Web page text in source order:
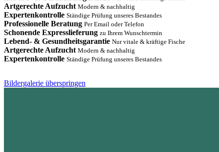
Artgerechte Aufzucht Modern & nachhaltig
Expertenkontrolle Ständige Prüfung unseres Bestandes
Professionelle Beratung Per Email oder Telefon
Schonende Expresslieferung zu Ihrem Wunschtermin
Lebend- & Gesundheitsgarantie Nur vitale & kräftige Fische
Artgerechte Aufzucht Modern & nachhaltig
Expertenkontrolle Ständige Prüfung unseres Bestandes
Bildergalerie überspringen